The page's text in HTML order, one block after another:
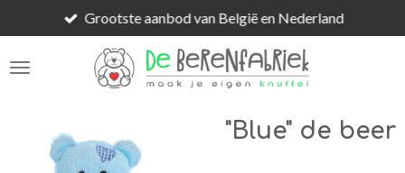
direct
naar
Grootste aanbod van België en Nederland
"Blue" de beer